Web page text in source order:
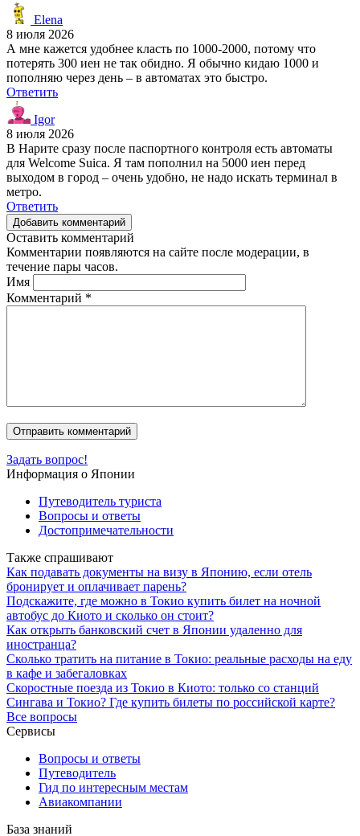
Elena
8 июля 2026
А мне кажется удобнее класть по 1000-2000, потому что
потерять 300 иен не так обидно. Я обычно кидаю 1000 и
пополняю через день – в автоматах это быстро.
Ответить
Igor
8 июля 2026
В Нарите сразу после паспортного контроля есть автоматы
для Welcome Suica. Я там пополнил на 5000 иен перед
выходом в город – очень удобно, не надо искать терминал в
метро.
Ответить
Добавить комментарий
Оставить комментарий
Комментарии появляются на сайте после модерации, в
течение пары часов.
Имя
Комментарий *
Задать вопрос!
Информация о Японии
Путеводитель туриста
Вопросы и ответы
Достопримечательности
Также спрашивают
Как подавать документы на визу в Японию, если отель
бронирует и оплачивает парень?
Подскажите, где можно в Токио купить билет на ночной
автобус до Киото и сколько он стоит?
Как открыть банковский счет в Японии удаленно для
иностранца?
Сколько тратить на питание в Токио: реальные расходы на еду
в кафе и забегаловках
Скоростные поезда из Токио в Киото: только со станций
Сингава и Токио? Где купить билеты по российской карте?
Все вопросы
Сервисы
Вопросы и ответы
Путеводитель
Гид по интересным местам
Авиакомпании
База знаний